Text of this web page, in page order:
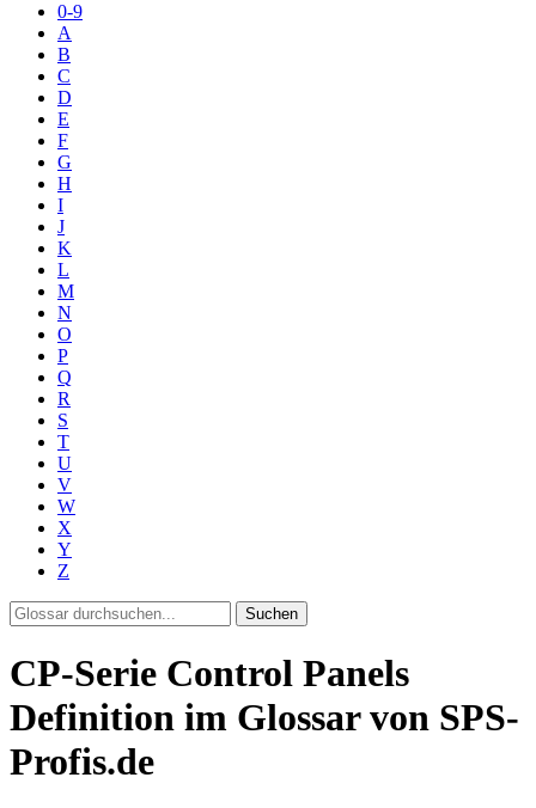
0-9
A
B
C
D
E
F
G
H
I
J
K
L
M
N
O
P
Q
R
S
T
U
V
W
X
Y
Z
Suchen
CP-Serie Control Panels
Definition im Glossar von SPS-
Profis.de